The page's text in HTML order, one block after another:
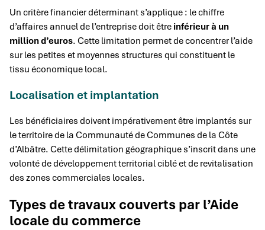
Un critère financier déterminant s’applique : le chiffre
d’affaires annuel de l’entreprise doit être inférieur à un
million d’euros. Cette limitation permet de concentrer l’aide
sur les petites et moyennes structures qui constituent le
tissu économique local.
Localisation et implantation
Les bénéficiaires doivent impérativement être implantés sur
le territoire de la Communauté de Communes de la Côte
d’Albâtre. Cette délimitation géographique s’inscrit dans une
volonté de développement territorial ciblé et de revitalisation
des zones commerciales locales.
Types de travaux couverts par l’Aide
locale du commerce